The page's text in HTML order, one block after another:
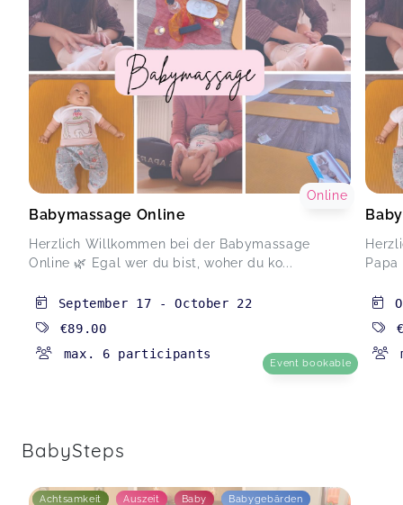
Babymassage Online
Herzlich Willkommen bei der Babymassage
Online 🌿 Egal wer du bist, woher du ko...
Online
September 17 -October 22
€89.00
max. 6 participants
Event bookable
Papa
BabySteps
Achtsamkeit Auszeit Baby Babygebärden